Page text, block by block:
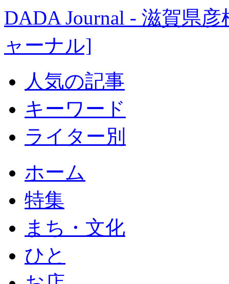
DADA Journal - 滋賀県
ャーナル]
人気の記事
キーワード
ライター別
ホーム
特集
まち・文化
ひと